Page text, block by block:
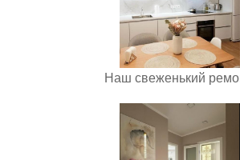
Наш свеженький